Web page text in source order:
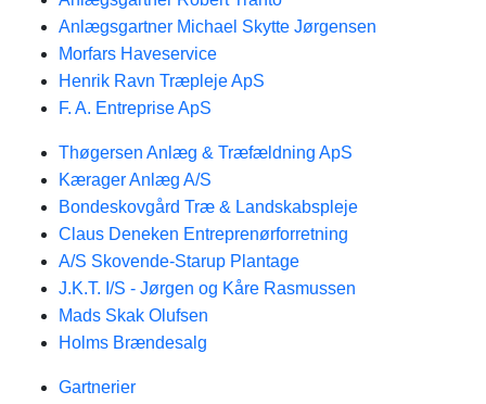
Anlægsgartner Michael Skytte Jørgensen
Morfars Haveservice
Henrik Ravn Træpleje ApS
F. A. Entreprise ApS
Thøgersen Anlæg & Træfældning ApS
Kærager Anlæg A/S
Bondeskovgård Træ & Landskabspleje
Claus Deneken Entreprenørforretning
A/S Skovende-Starup Plantage
J.K.T. I/S - Jørgen og Kåre Rasmussen
Mads Skak Olufsen
Holms Brændesalg
Gartnerier